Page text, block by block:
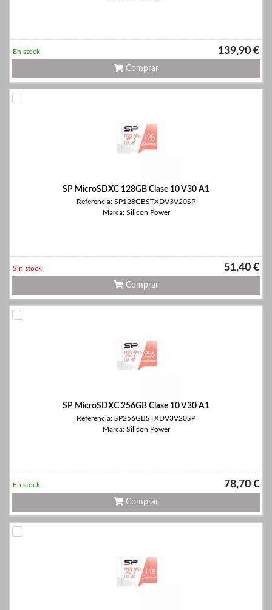
139,90 €
En stock
Comprar
SP MicroSDXC 128GB Clase 10 V30 A1
Referencia: SP128GBSTXDV3V20SP
Marca: Silicon Power
51,40 €
Sin stock
Comprar
SP MicroSDXC 256GB Clase 10 V30 A1
Referencia: SP256GBSTXDV3V20SP
Marca: Silicon Power
78,70 €
En stock
Comprar